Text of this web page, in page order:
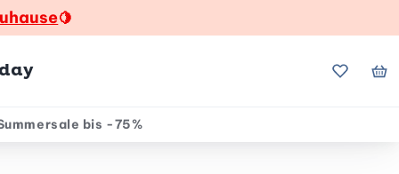
🍋
Meine
bis -75%